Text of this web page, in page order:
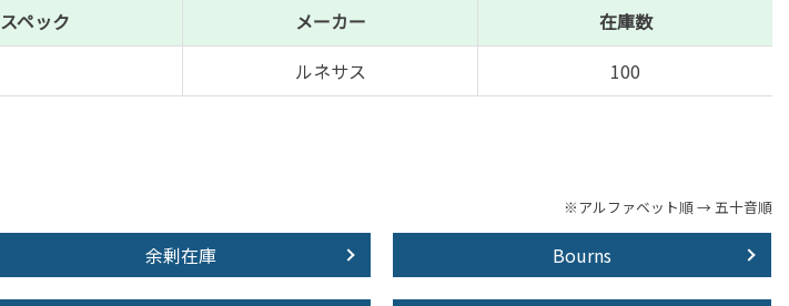
スペック メーカー
在庫数
ルネサス 100
※アルファベット順 → 五十音順
余剰在庫 Bourns